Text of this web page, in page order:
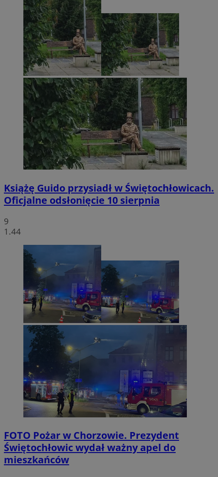
Książę Guido przysiadł w Świętochłowicach.
Oficjalne odsłonięcie 10 sierpnia
9
1.44
FOTO Pożar w Chorzowie. Prezydent
Świętochłowic wydał ważny apel do
mieszkańców